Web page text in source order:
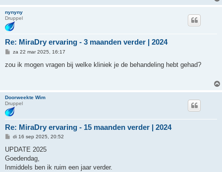
nynyny
Druppel
Re: MiraDry ervaring - 3 maanden verder | 2024
B
r
za 22 mar 2025, 16:17
zou ik mogen vragen bij welke kliniek je de behandeling hebt gehad?
Doorweekte Wim
Druppel
Re: MiraDry ervaring - 15 maanden verder | 2024
B
r
c
h
di 16 sep 2025, 20:52
UPDATE 2025
Goedendag,
Inmiddels ben ik ruim een jaar verder.